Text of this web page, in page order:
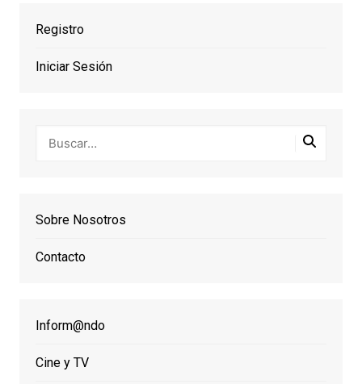
Registro
Iniciar Sesión
Sobre Nosotros
Contacto
Inform@ndo
Cine y TV